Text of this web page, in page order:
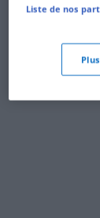
Liste de nos